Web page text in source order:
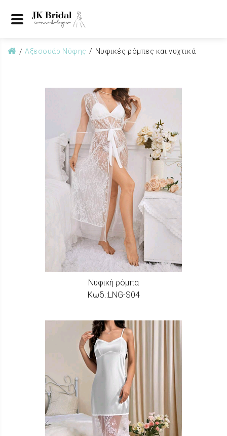
Αξεσουάρ Νύφης Νυφικές ρόμπες και νυχτικά
Nυφική ρόμπα
Κωδ.:LNG-S04